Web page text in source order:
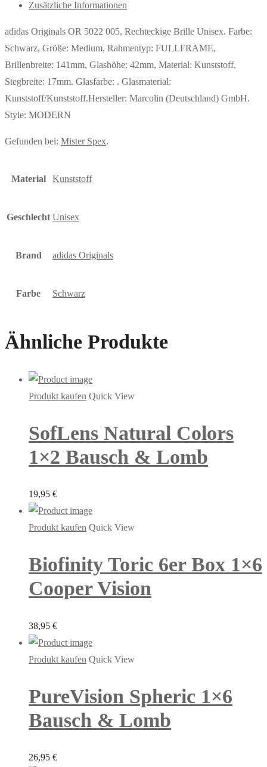
Zusätzliche Informationen
adidas Originals OR 5022 005, Rechteckige Brille Unisex. Farbe:
Schwarz, Größe: Medium, Rahmentyp: FULLFRAME,
Brillenbreite: 141mm, Glashöhe: 42mm, Material: Kunststoff.
Stegbreite: 17mm. Glasfarbe: . Glasmaterial:
Kunststoff/Kunststoff.Hersteller: Marcolin (Deutschland) GmbH.
Style: MODERN
Gefunden bei: Mister Spex.
Material Kunststoff
Geschlecht Unisex
Brand adidas Originals
Farbe Schwarz
Ähnliche Produkte
Produkt kaufen Quick View
SofLens Natural Colors
1×2 Bausch & Lomb
19,95 €
Produkt kaufen Quick View
Biofinity Toric 6er Box 1×6
Cooper Vision
38,95 €
Produkt kaufen Quick View
PureVision Spheric 1×6
Bausch & Lomb
26,95 €